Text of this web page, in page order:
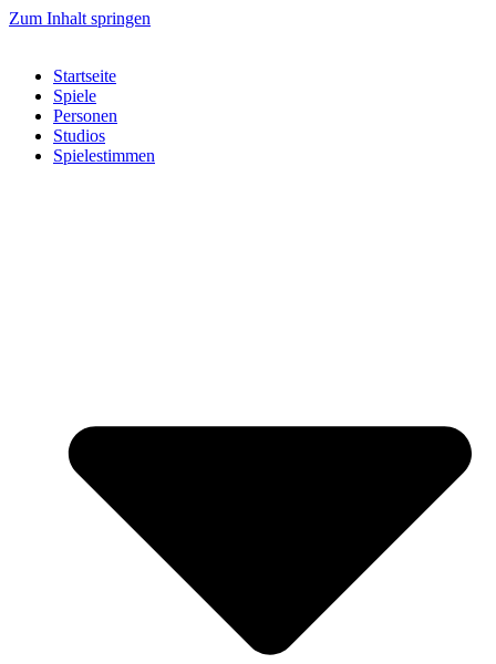
Zum Inhalt springen
Startseite
Spiele
Personen
Studios
Spielestimmen